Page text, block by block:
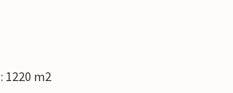
1220 m2